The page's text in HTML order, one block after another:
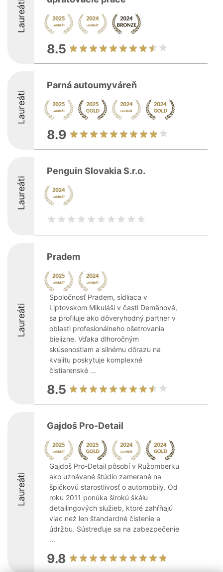
Laureáti
8.5
Laureáti
Parná autoumyváreň
8.9
Laureáti
Penguin Slovakia S.r.o.
Laureáti
Pradem
Spoločnosť Pradem, sídliaca v
Liptovskom Mikuláši v časti Demänová,
sa profiluje ako dôveryhodný partner v
oblasti profesionálneho ošetrovania
bielizne. Vďaka dlhoročným
skúsenostiam a silnému dôrazu na
kvalitu poskytuje komplexné
čistiarenské ...
8.5
Laureáti
Gajdoš Pro-Detail
Gajdoš Pro-Detail pôsobí v Ružomberku
ako uznávané štúdio zamerané na
špičkovú starostlivosť o automobily. Od
roku 2011 ponúka širokú škálu
detailingových služieb, ktoré zahŕňajú
viac než len štandardné čistenie a
údržbu. Sústreďuje sa na zabezpečenie
...
9.8